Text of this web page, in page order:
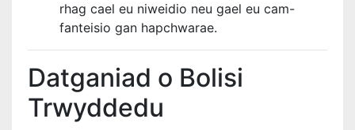
rhag cael eu niweidio neu gael eu cam-
fanteisio gan hapchwarae.
Datganiad o Bolisi
Trwyddedu